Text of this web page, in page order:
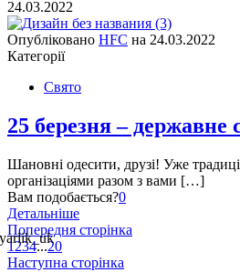
24.03.2022
Опубліковано HFC на 24.03.2022
Категорії
Свято
25 березня – державне
Шановні одесити, друзі! Уже
організаціями разом з вами […]
Вам подобається?0
Детальніше
Попередня сторінка
1234...20
Наступна сторінка